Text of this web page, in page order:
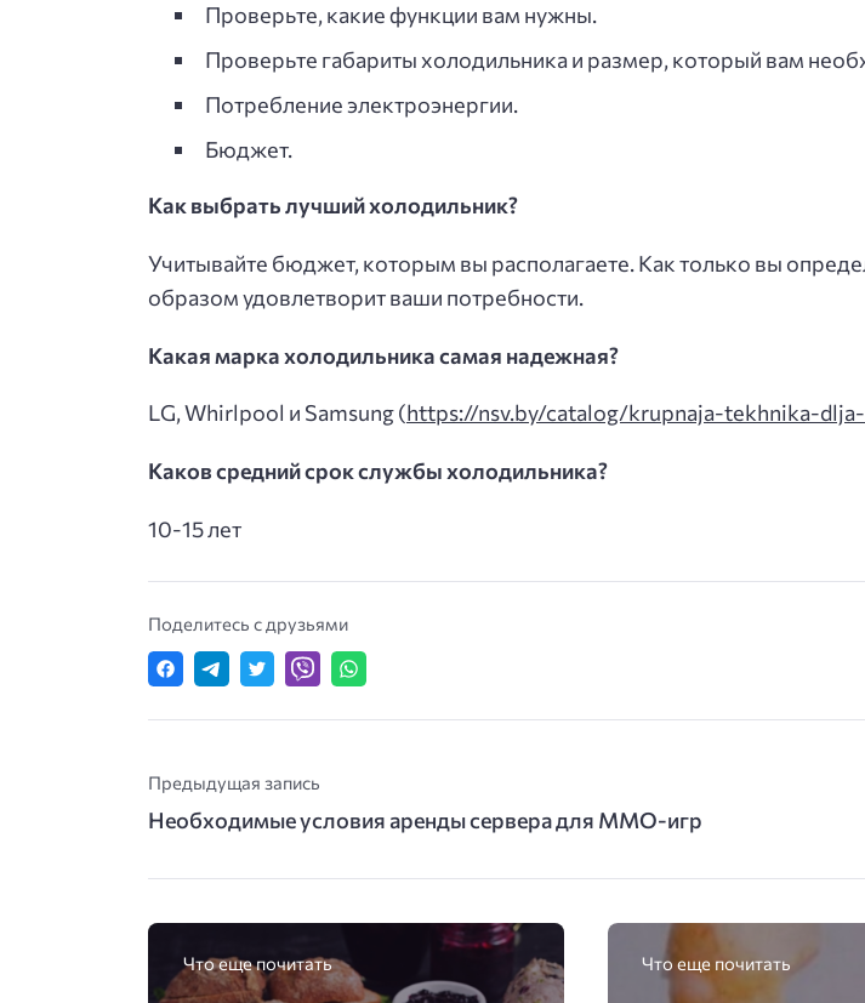
Проверьте, какие функции вам нужны.
Проверьте габариты холодильника и размер, который вам
Потребление электроэнергии.
Бюджет.
Как выбрать лучший холодильник?
Учитывайте бюджет, которым вы располагаете. Как только вы
образом удовлетворит ваши потребности.
Какая марка холодильника самая надежная?
LG, Whirlpool и Samsung (https://nsv.by/catalog/krupnaja-tekhnika-
Каков средний срок службы холодильника?
10-15 лет
Поделитесь с друзьями
Предыдущая запись
Необходимые условия аренды сервера для ММО-игр
Что еще почитать Что еще почитать